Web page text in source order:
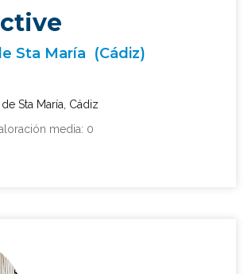
Sta María (Cádiz)
Sta María, Cádiz
media: 0